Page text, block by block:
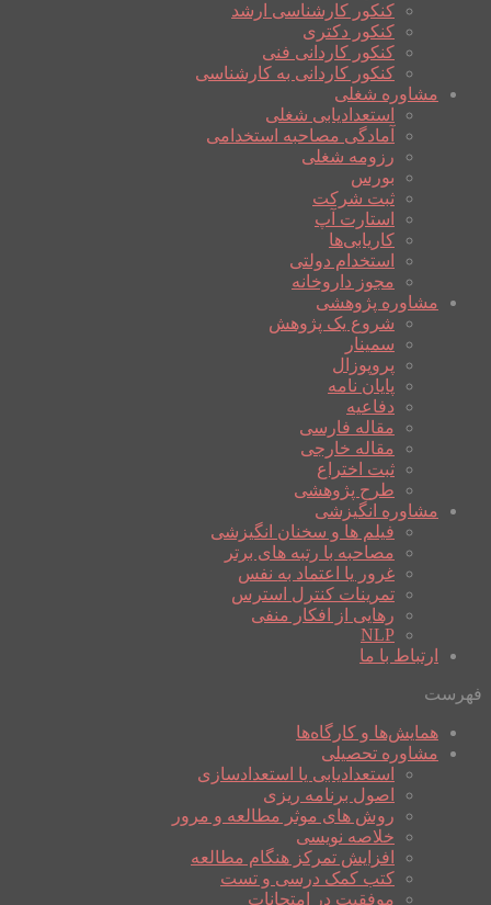
کنکور کارشناسی ارشد
کنکور دکتری
کنکور کاردانی فنی
کنکور کاردانی به کارشناسی
مشاوره شغلی
استعدادیابی شغلی
آمادگی مصاحبه استخدامی
رزومه شغلی
بورس
ثبت شرکت
استارت آپ
کاریابی‌ها
استخدام دولتی
مجوز داروخانه
مشاوره پژوهشی
شروع یک پژوهش
سمینار
پروپوزال
پایان نامه
دفاعیه
مقاله فارسی
مقاله خارجی
ثبت اختراع
طرح پژوهشی
مشاوره انگیزشی
فیلم ها و سخنان انگیزشی
مصاحبه با رتبه های برتر
غرور یا اعتماد به نفس
تمرینات کنترل استرس
رهایی از افکار منفی
NLP
ارتباط با ما
فهرست
همایش‌ها و کارگاه‌ها
مشاوره تحصیلی
استعدادیابی یا استعدادسازی
اصول برنامه ریزی
روش های موثر مطالعه و مرور
خلاصه نویسی
افزایش تمرکز هنگام مطالعه
کتب کمک درسی و تست
موفقیت در امتحانات